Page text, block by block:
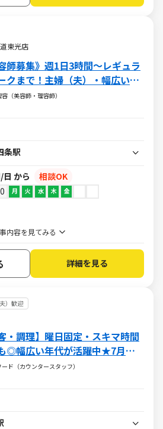
東光店
師募集》週1日3時間～レギュラ
クまで！主婦（夫）・幅広い年
躍しています
（美容師・理容師）
条駅
から
相談OK
月 火 水 木 金
内容を見てみる
詳細を見る
）歓迎
・調理】曜日固定・スキマ時間
◎幅広い年代が活躍中★7月～
しました★
ド（カウンタースタッフ）